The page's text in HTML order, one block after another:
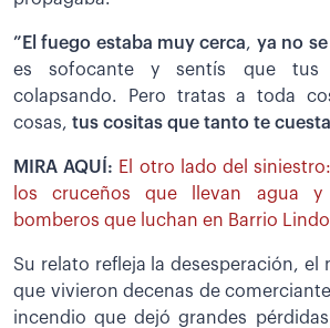
”El fuego estaba muy cerca, ya no
es sofocante y sentís que tus
colapsando. Pero tratas a toda
cosas, tus cositas que tanto te
MIRA AQUÍ: El otro lado del
los cruceños que llevan agua
bomberos que luchan en Barrio Lindo
Su relato refleja la desesperación, el
que vivieron decenas de
incendio que dejó grandes